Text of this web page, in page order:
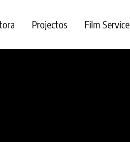
Projectos Film Service